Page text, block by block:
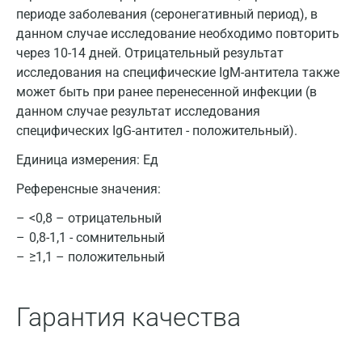
периоде заболевания (серонегативный период), в
данном случае исследование необходимо повторить
через 10-14 дней. Отрицательный результат
исследования на специфические IgM-антитела также
может быть при ранее перенесенной инфекции (в
данном случае результат исследования
специфических IgG-антител - положительный).
Единица измерения: Ед
Референсные значения:
<0,8 – отрицательный
0,8-1,1 - сомнительный
≥1,1 – положительный
Гарантия качества
Москва
Санкт-Петербург
Нижний Новгород
Казань
Альметьевск
Апрелевка
Армавир
Балашиха